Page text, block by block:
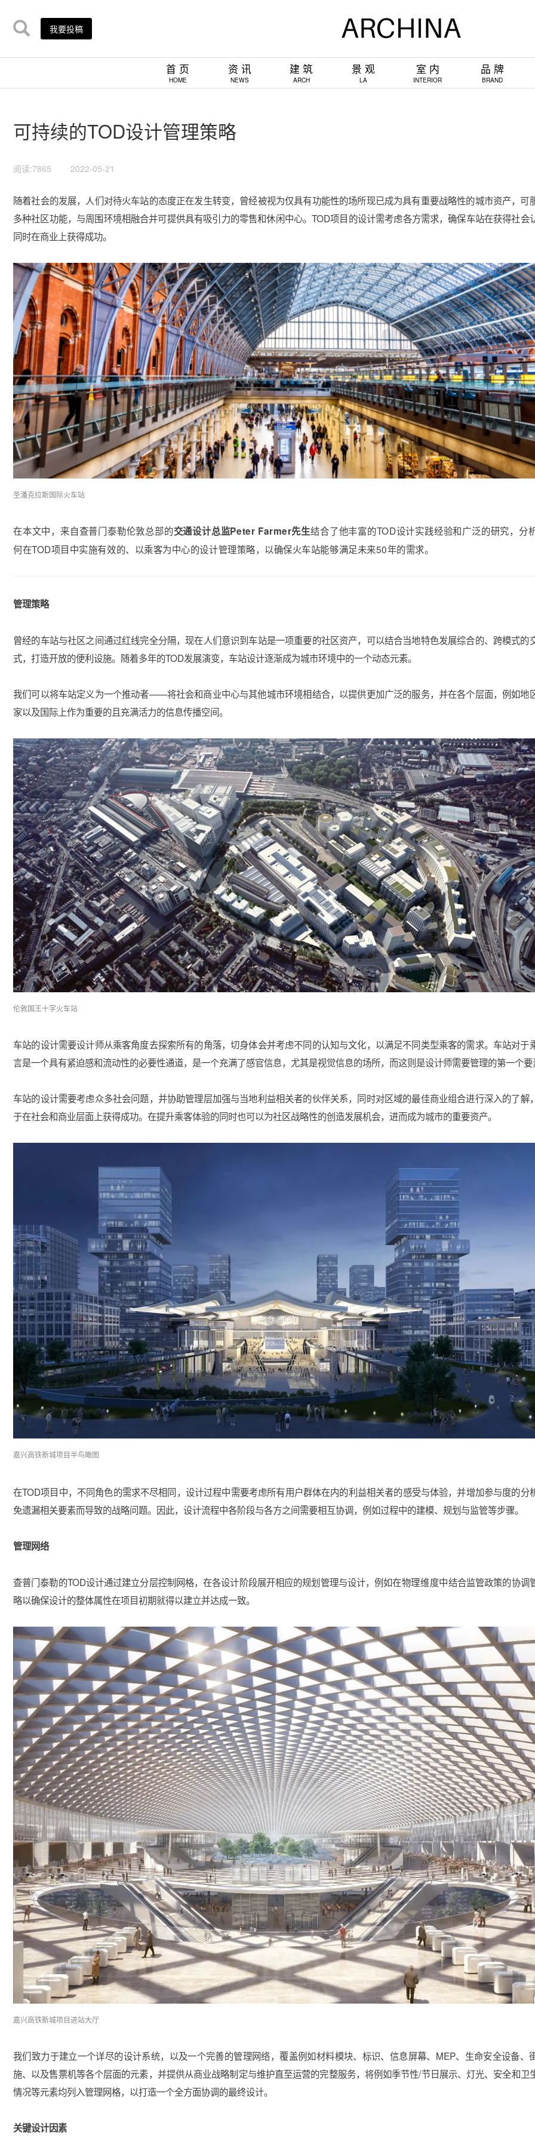
我要投稿
首 页
HOME
资 讯
NEWS
建 筑
ARCH
景 观
LA
室 内
INTERIOR
品 牌
BRAND
可持续的TOD设计管理策略
阅读:7865 2022-05-21
随着社会的发展，人们对待火车站的态度正在发生转变，曾经被视为仅具有功能性的场所现已成为具有重要战略性的城市资产，可
多种社区功能，与周围环境相融合并可提供具有吸引力的零售和休闲中心。TOD项目的设计需考虑各方需求，确保车站在获得社会
同时在商业上获得成功。
圣潘克拉斯国际火车站
在本文中，来自查普门泰勒伦敦总部的交通设计总监Peter Farmer先生结合了他丰富的TOD设计实践经验和广泛的研究，分
何在TOD项目中实施有效的、以乘客为中心的设计管理策略，以确保火车站能够满足未来50年的需求。
管理策略
曾经的车站与社区之间通过红线完全分隔，现在人们意识到车站是一项重要的社区资产，可以结合当地特色发展综合的、跨模式的
式，打造开放的便利设施。随着多年的TOD发展演变，车站设计逐渐成为城市环境中的一个动态元素。
我们可以将车站定义为一个推动者——将社会和商业中心与其他城市环境相结合，以提供更加广泛的服务，并在各个层面，例如地
家以及国际上作为重要的且充满活力的信息传播空间。
伦敦国王十字火车站
车站的设计需要设计师从乘客角度去探索所有的角落，切身体会并考虑不同的认知与文化，以满足不同类型乘客的需求。车站对于
言是一个具有紧迫感和流动性的必要性通道，是一个充满了感官信息，尤其是视觉信息的场所，而这则是设计师需要管理的第一个
车站的设计需要考虑众多社会问题，并协助管理层加强与当地利益相关者的伙伴关系， 同时对区域的最佳商业组合进行深入的了解
于在社会和商业层面上获得成功。在提升乘客体验的同时也可以为社区战略性的创造发展机会，进而成为城市的重要资产。
嘉兴高铁新城项目半鸟瞰图
在TOD项目中，不同角色的需求不尽相同，设计过程中需要考虑所有用户群体在内的利益相关者的感受与体验，并增加参与度的分
免遗漏相关要素而导致的战略问题。因此，设计流程中各阶段与各方之间需要相互协调，例如过程中的建模、规划与监管等步骤。
管理网络
查普门泰勒的TOD设计通过建立分层控制网格，在各设计阶段展开相应的规划管理与设计，例如在物理维度中结合监管政策的协调
略以确保设计的整体属性在项目初期就得以建立并达成一致。
嘉兴高铁新城项目进站大厅
我们致力于建立一个详尽的设计系统，以及一个完善的管理网络，覆盖例如材料模块、标识、信息屏幕、MEP、生命安全设备、
施、以及售票机等各个层面的元素，并提供从商业战略制定与维护直至运营的完整服务，将例如季节性/节日展示、灯光、安全和卫
情况等元素均列入管理网格，以打造一个全方面协调的最终设计。
关键设计因素